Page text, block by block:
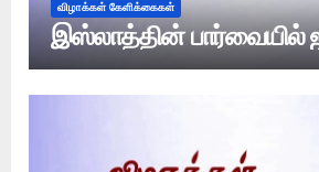
விழாக்கள் கேளிக்கைகள்
இஸ்லாத்தின் பார்வையில்